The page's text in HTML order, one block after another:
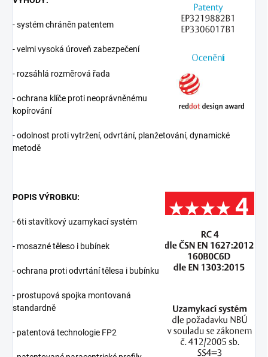
- systém chráněn patentem
- velmi vysoká úroveň zabezpečení
- rozsáhlá rozměrová řada
- ochrana klíče proti neoprávněnému
kopírování
- odolnost proti vytržení, odvrtání, planžetování, dynamické
metodě
POPIS VÝROBKU:
- 6ti stavítkový uzamykací systém
- mosazné těleso i bubínek
- ochrana proti odvrtání tělesa i bubínku
- prostupová spojka montovaná
standardně
- patentová technologie FP2